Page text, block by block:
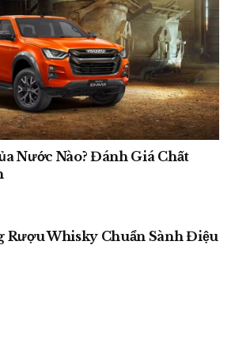
Nước Nào? Đánh Giá Chất
Rượu Whisky Chuẩn Sành Điệu